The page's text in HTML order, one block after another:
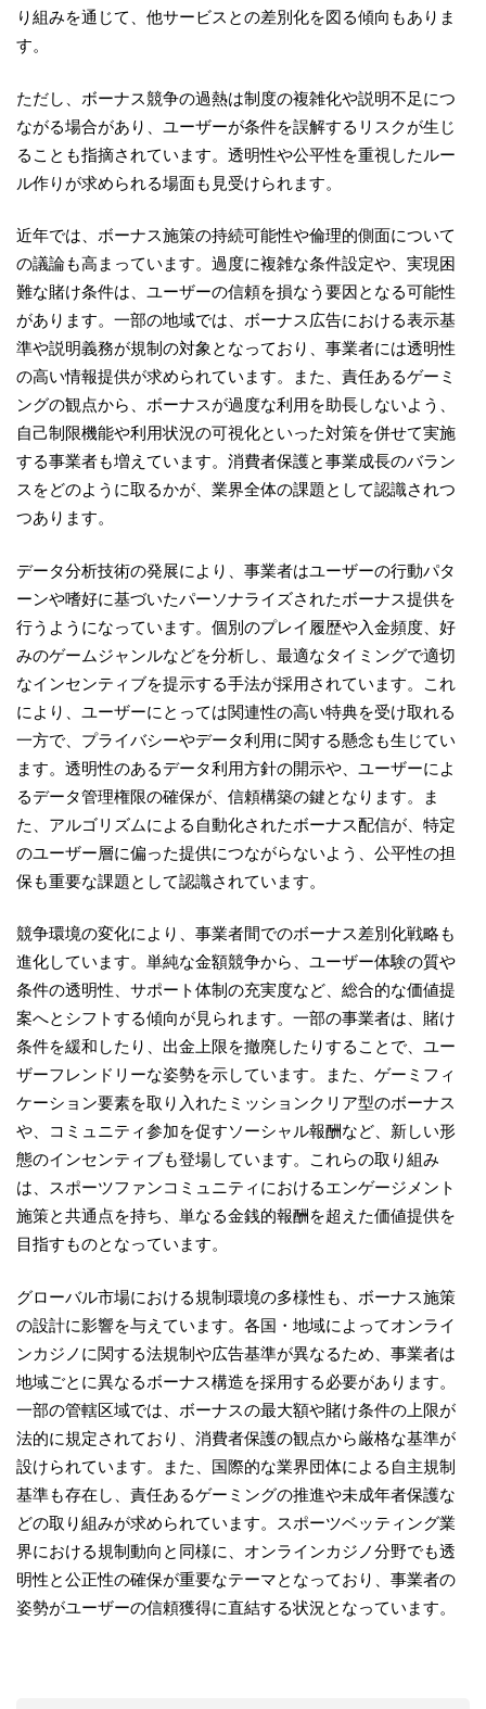
り組みを通じて、他サービスとの差別化を図る傾向もありま
す。
ただし、ボーナス競争の過熱は制度の複雑化や説明不足につ
ながる場合があり、ユーザーが条件を誤解するリスクが生じ
ることも指摘されています。透明性や公平性を重視したルー
ル作りが求められる場面も見受けられます。
近年では、ボーナス施策の持続可能性や倫理的側面について
の議論も高まっています。過度に複雑な条件設定や、実現困
難な賭け条件は、ユーザーの信頼を損なう要因となる可能性
があります。一部の地域では、ボーナス広告における表示基
準や説明義務が規制の対象となっており、事業者には透明性
の高い情報提供が求められています。また、責任あるゲーミ
ングの観点から、ボーナスが過度な利用を助長しないよう、
自己制限機能や利用状況の可視化といった対策を併せて実施
する事業者も増えています。消費者保護と事業成長のバラン
スをどのように取るかが、業界全体の課題として認識されつ
つあります。
データ分析技術の発展により、事業者はユーザーの行動パタ
ーンや嗜好に基づいたパーソナライズされたボーナス提供を
行うようになっています。個別のプレイ履歴や入金頻度、好
みのゲームジャンルなどを分析し、最適なタイミングで適切
なインセンティブを提示する手法が採用されています。これ
により、ユーザーにとっては関連性の高い特典を受け取れる
一方で、プライバシーやデータ利用に関する懸念も生じてい
ます。透明性のあるデータ利用方針の開示や、ユーザーによ
るデータ管理権限の確保が、信頼構築の鍵となります。ま
た、アルゴリズムによる自動化されたボーナス配信が、特定
のユーザー層に偏った提供につながらないよう、公平性の担
保も重要な課題として認識されています。
競争環境の変化により、事業者間でのボーナス差別化戦略も
進化しています。単純な金額競争から、ユーザー体験の質や
条件の透明性、サポート体制の充実度など、総合的な価値提
案へとシフトする傾向が見られます。一部の事業者は、賭け
条件を緩和したり、出金上限を撤廃したりすることで、ユー
ザーフレンドリーな姿勢を示しています。また、ゲーミフィ
ケーション要素を取り入れたミッションクリア型のボーナス
や、コミュニティ参加を促すソーシャル報酬など、新しい形
態のインセンティブも登場しています。これらの取り組み
は、スポーツファンコミュニティにおけるエンゲージメント
施策と共通点を持ち、単なる金銭的報酬を超えた価値提供を
目指すものとなっています。
グローバル市場における規制環境の多様性も、ボーナス施策
の設計に影響を与えています。各国・地域によってオンライ
ンカジノに関する法規制や広告基準が異なるため、事業者は
地域ごとに異なるボーナス構造を採用する必要があります。
一部の管轄区域では、ボーナスの最大額や賭け条件の上限が
法的に規定されており、消費者保護の観点から厳格な基準が
設けられています。また、国際的な業界団体による自主規制
基準も存在し、責任あるゲーミングの推進や未成年者保護な
どの取り組みが求められています。スポーツベッティング業
界における規制動向と同様に、オンラインカジノ分野でも透
明性と公正性の確保が重要なテーマとなっており、事業者の
姿勢がユーザーの信頼獲得に直結する状況となっています。